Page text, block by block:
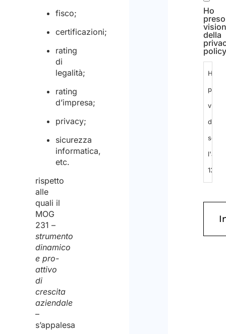
fisco;
certificazioni;
rating
di
legalità;
rating
d’impresa;
privacy;
sicurezza
informatica,
etc.
rispetto
alle
quali il
MOG
231 –
strumento
dinamico
e pro-
attivo
di
crescita
aziendale
–
s’appalesa
Ho
preso
della
policy
Ho
preso
13
GDPR
ed